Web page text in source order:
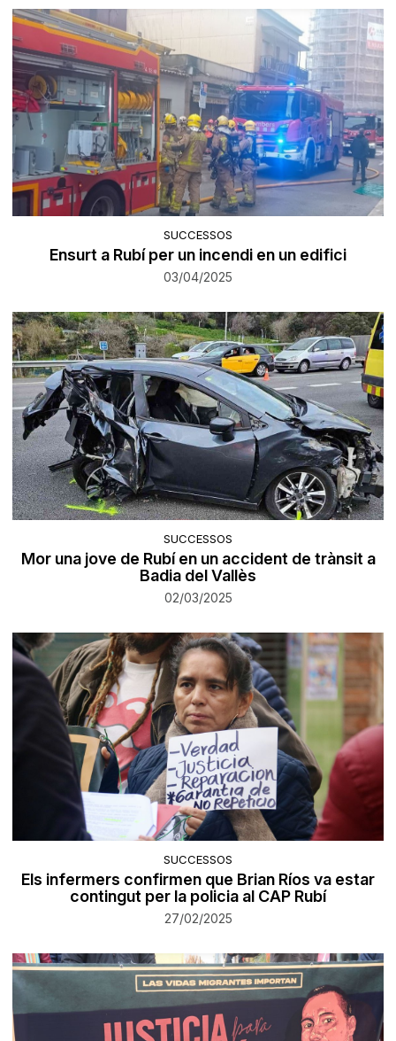
SUCCESSOS
Ensurt a Rubí per un incendi en un edifici
03/04/2025
SUCCESSOS
Mor una jove de Rubí en un accident de trànsit a
Badia del Vallès
02/03/2025
SUCCESSOS
Els infermers confirmen que Brian Ríos va estar
contingut per la policia al CAP Rubí
27/02/2025